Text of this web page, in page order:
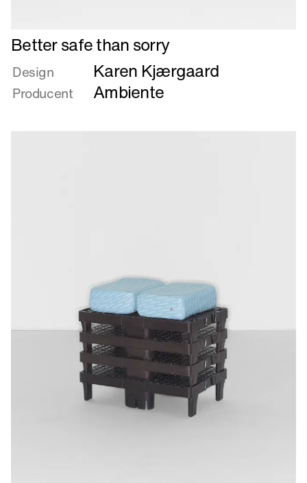
Læs
mere
om
Better
safe
Better safe than sorry
Design Karen Kjærgaard
Producent Ambiente